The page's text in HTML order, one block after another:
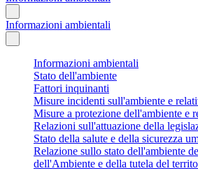
Informazioni ambientali
Informazioni ambientali
Stato dell'ambiente
Fattori inquinanti
Misure incidenti sull'ambiente e
Misure a protezione dell'ambiente e
Relazioni sull'attuazione della
Stato della salute e della sicurezza
Relazione sullo stato dell'ambiente
dell'Ambiente e della tutela del